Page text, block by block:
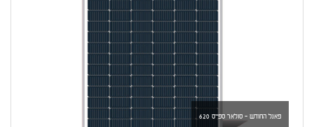
פאנל החודש - סולאר ספייס 620